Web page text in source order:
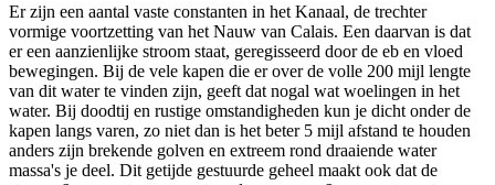
Er zijn een aantal vaste constanten in het Kanaal, de trechter
vormige voortzetting van het Nauw van Calais. Een daarvan is dat
er een aanzienlijke stroom staat, geregisseerd door de eb en vloed
bewegingen. Bij de vele kapen die er over de volle 200 mijl lengte
van dit water te vinden zijn, geeft dat nogal wat woelingen in het
water. Bij doodtij en rustige omstandigheden kun je dicht onder de
kapen langs varen, zo niet dan is het beter 5 mijl afstand te houden
anders zijn brekende golven en extreem rond draaiende water
massa's je deel. Dit getijde gestuurde geheel maakt ook dat de